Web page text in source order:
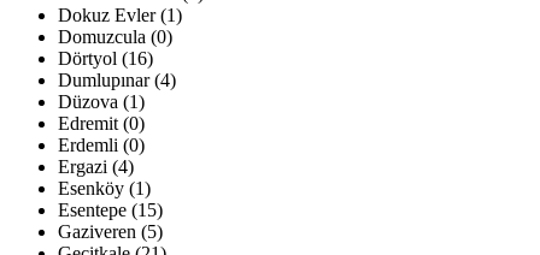
Dokuz Evler (1)
Domuzcula (0)
Dörtyol (16)
Dumlupınar (4)
Düzova (1)
Edremit (0)
Erdemli (0)
Ergazi (4)
Esenköy (1)
Esentepe (15)
Gaziveren (5)